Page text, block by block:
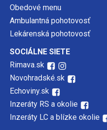
Obedové menu
Ambulantná pohotovosť
Lekárenská pohotovosť
SOCIÁLNE SIETE
Rimava.sk
Novohradské.sk
Echoviny.sk
Inzeráty RS a okolie
Inzeráty LC a blízke okolie